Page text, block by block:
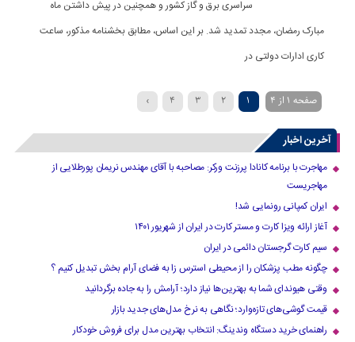
سراسری برق و گاز کشور و همچنین در پیش داشتن ماه
مبارک رمضان، مجدد تمدید شد. بر این اساس، مطابق بخشنامه مذکور، ساعت
کاری ادارات دولتی در
صفحه 1 از 4 1
2
3
4
›
آخرین اخبار
مهاجرت با برنامه کانادا پرزنت ورکر: مصاحبه با آقای مهندس نریمان پورطلایی از
مهاجریست
ایران کمپانی رونمایی شد!
آغاز ارائه ویزا کارت و مستر کارت در ایران از شهریور ۱۴۰۱
سیم کارت گرجستان دائمی در ایران
چگونه مطب پزشکان را از محیطی استرس زا به فضای آرام بخش تبدیل کنیم ؟
وقتی هیوندای شما به بهترین‌ها نیاز دارد؛ آرامش را به جاده برگردانید
قیمت گوشی‌های تازه‌وارد؛ نگاهی به نرخ مدل‌های جدید بازار
راهنمای خرید دستگاه وندینگ: انتخاب بهترین مدل برای فروش خودکار